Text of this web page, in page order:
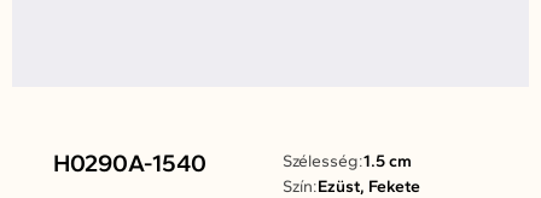
H0290A-1540 Szélesség:1.5 cm
Szín:Ezüst, Fekete